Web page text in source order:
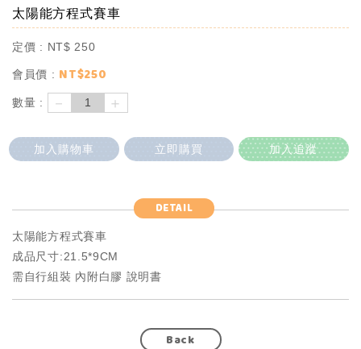
太陽能方程式賽車
定價 : NT$ 250
會員價 : NT$250
數量 : － ＋
加入購物車 立即購買 加入追蹤
DETAIL
太陽能方程式賽車
成品尺寸:21.5*9CM
需自行組裝 內附白膠 說明書
Back